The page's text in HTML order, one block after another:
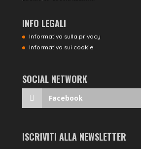
INFO LEGALI
Informativa sulla privacy
Informativa sui cookie
SOCIAL NETWORK
Facebook
ISCRIVITI ALLA NEWSLETTER